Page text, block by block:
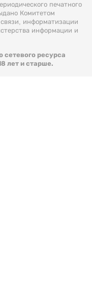
печатного
Комитетом
информатизации
информации и
ресурса
лет и старше.